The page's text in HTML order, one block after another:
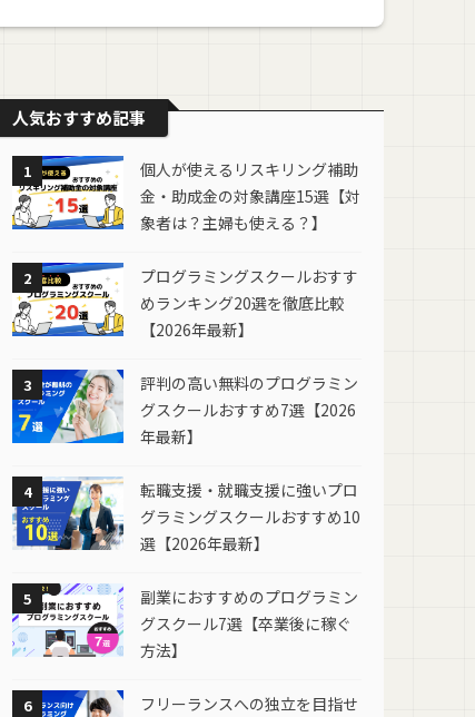
人気おすすめ記事
1
個人が使えるリスキリング補助
金・助成金の対象講座15選【対
象者は？主婦も使える？】
2
プログラミングスクールおすす
めランキング20選を徹底比較
【2026年最新】
3
評判の高い無料のプログラミン
グスクールおすすめ7選【2026
年最新】
4
転職支援・就職支援に強いプロ
グラミングスクールおすすめ10
選【2026年最新】
5
副業におすすめのプログラミン
グスクール7選【卒業後に稼ぐ
方法】
6
フリーランスへの独立を目指せ